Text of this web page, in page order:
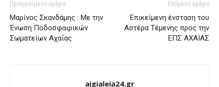
Προηγούμενο άρθρο
Μαρίνος Σκανδάμης : Mε την
Ένωση Ποδοσφαιρικών
Σωματείων Αχαΐας
Επόμενο άρθρο
Επικείμενη ένσταση του
Αστέρα Τέμενης προς την
ΕΠΣ ΑΧΑΪΑΣ
aigialeia24.gr